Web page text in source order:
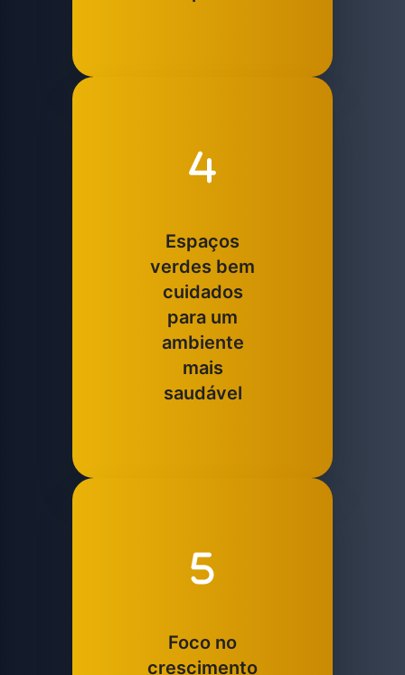
Espaços
verdes bem
cuidados
para um
ambiente
mais
saudável
Foco no
crescimento